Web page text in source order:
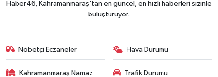
Haber46, Kahramanmaraş'tan en güncel, en hızlı haberleri sizinle
buluşturuyor.
Nöbetçi Eczaneler Hava Durumu
Kahramanmaraş Namaz
Trafik Durumu